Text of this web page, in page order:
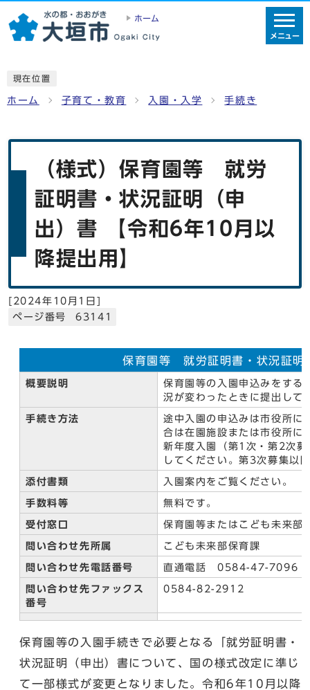
ホーム
メニュー
現在位置
ホーム 子育て・教育 入園・入学 手続き
（様式）保育園等 就労
証明書・状況証明（申
出）書 【令和6年10月以
降提出用】
[ 2024年10月1日 ]
ページ番号 63141
保育園等 就労証明書・状況証明
概要説明
保育園等の入園申込みをする
況が変わったときに提出して
手続き方法
途中入園の申込みは市役所に
合は在園施設または市役所に
新年度入園（第1次・第2次
してください。第3次募集以
添付書類 入園案内をご覧ください。
手数料等 無料です。
受付窓口 保育園等またはこども未来部
問い合わせ先所属 こども未来部保育課
問い合わせ先電話番号 直通電話 0584-47-7096
問い合わせ先ファックス
番号
0584-82-2912
保育園等の入園手続きで必要となる「就労証明書・
状況証明（申出）書について、国の様式改定に準じ
て一部様式が変更となりました。令和6年10月以降